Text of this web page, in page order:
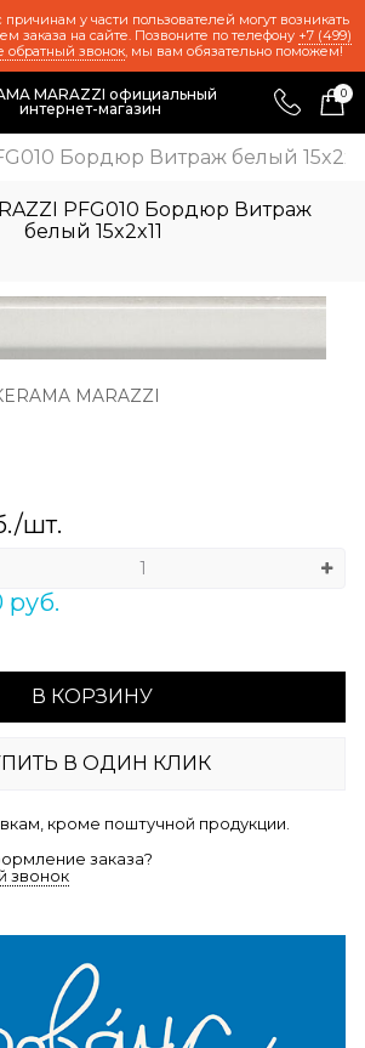
у части пользователей могут возникать
заказа на сайте. Позвоните по телефону +7 (499)
обратный звонок, мы вам обязательно поможем!
MARAZZI официальный
интернет-магазин
0
Бордюр Витраж белый
PFG010 Бордюр Витраж
белый 15x2x11
MARAZZI
шт.
руб.
В КОРЗИНУ
В ОДИН КЛИК
кроме поштучной продукции.
заказа?
звонок